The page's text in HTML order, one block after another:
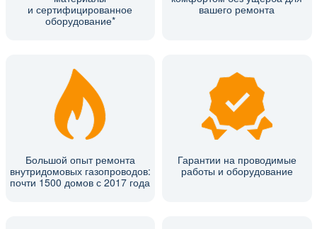
и сертифицированное
оборудование*
вашего ремонта
Большой опыт ремонта
внутридомовых газопроводов:
почти 1500 домов с 2017 года
Гарантии на проводимые
работы и оборудование